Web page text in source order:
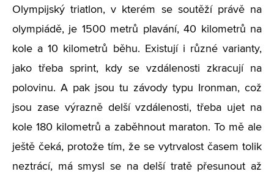
Olympijský triatlon, v kterém se soutěží právě na
olympiádě, je 1500 metrů plavání, 40 kilometrů na
kole a 10 kilometrů běhu. Existují i různé varianty,
jako třeba sprint, kdy se vzdálenosti zkracují na
polovinu. A pak jsou tu závody typu Ironman, což
jsou zase výrazně delší vzdálenosti, třeba ujet na
kole 180 kilometrů a zaběhnout maraton. To mě ale
ještě čeká, protože tím, že se vytrvalost časem tolik
neztrácí, má smysl se na delší tratě přesunout až